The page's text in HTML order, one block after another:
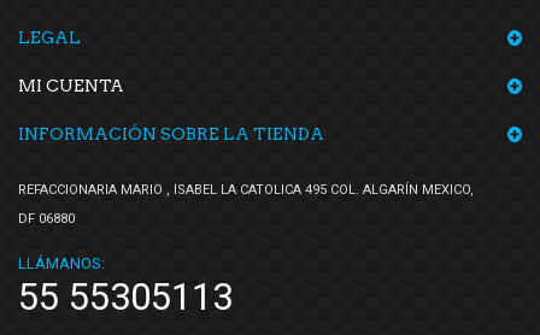
LEGAL
MI CUENTA
INFORMACIÓN SOBRE LA TIENDA
REFACCIONARIA MARIO , ISABEL LA CATOLICA 495 COL. ALGARÍN MEXICO,
DF 06880
LLÁMANOS:
55 55305113